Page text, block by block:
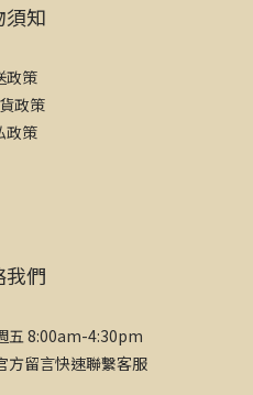
須知
政策
政策
政策
我們
五 8:00am-4:30pm
方留言快速聯繫客服